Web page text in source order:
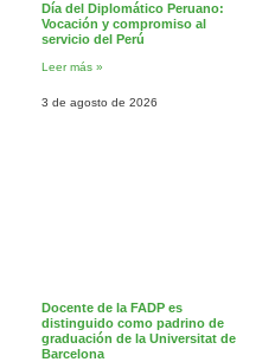
Día del Diplomático Peruano:
Vocación y compromiso al
servicio del Perú
Leer más »
3 de agosto de 2026
Docente de la FADP es
distinguido como padrino de
graduación de la Universitat de
Barcelona